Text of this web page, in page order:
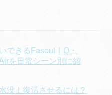
できるFasoul｜Q・
を日常シーン別に紹
没！復活させるには？